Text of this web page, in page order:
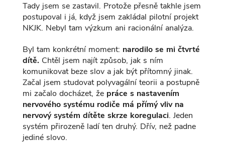
Tady jsem se zastavil. Protože přesně takhle jsem
postupoval i já, když jsem zakládal pilotní projekt
NKJK. Nebyl tam výzkum ani racionální analýza.
Byl tam konkrétní moment: narodilo se mi čtvrté
dítě.Chtěl jsem najít způsob, jak s ním
komunikovat beze slov a jak být přítomný jinak.
Začal jsem studovat polyvagální teorii a postupně
mi začalo docházet, že práce s nastavením
nervového systému rodiče má přímý vliv na
nervový systém dítěte skrze koregulaci. Jeden
systém přirozeně ladí ten druhý. Dřív, než padne
jediné slovo.